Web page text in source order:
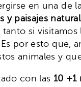
en una
y paisajes
si
por esto que,
animales y
con las 10 +1